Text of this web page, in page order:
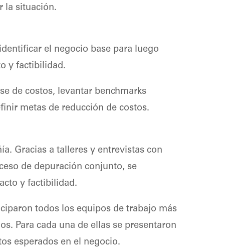
la situación.
el negocio base para luego
y factibilidad.
de costos, levantar benchmarks
metas de reducción de costos.
Gracias a talleres y entrevistas con
de depuración conjunto, se
y factibilidad.
todos los equipos de trabajo más
Para cada una de ellas se presentaron
esperados en el negocio.